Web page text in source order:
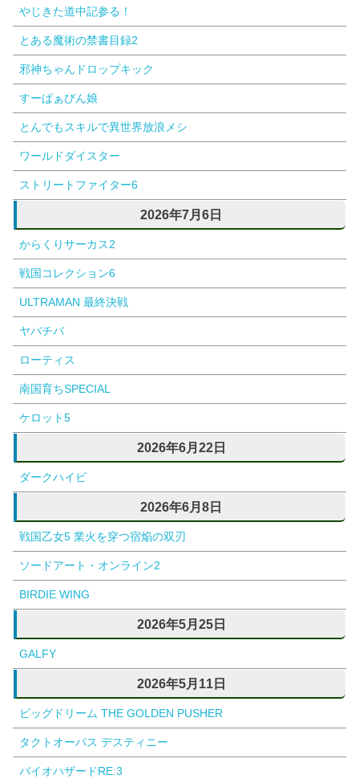
やじきた道中記参る！
とある魔術の禁書目録2
邪神ちゃんドロップキック
すーぱぁびん娘
とんでもスキルで異世界放浪メシ
ワールドダイスター
ストリートファイター6
2026年7月6日
からくりサーカス2
戦国コレクション6
ULTRAMAN 最終決戦
ヤバチバ
ローティス
南国育ちSPECIAL
ケロット5
2026年6月22日
ダークハイビ
2026年6月8日
戦国乙女5 業火を穿つ宿焔の双刃
ソードアート・オンライン2
BIRDIE WING
2026年5月25日
GALFY
2026年5月11日
ビッグドリーム THE GOLDEN PUSHER
タクトオーパス デスティニー
バイオハザードRE:3